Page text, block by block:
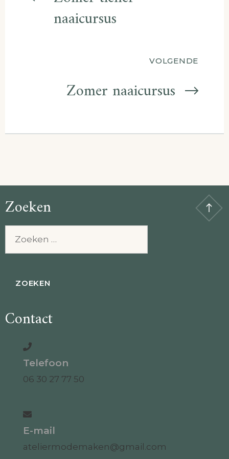
naaicursus
VOLGENDE
Zomer naaicursus
Zoeken
Contact
Telefoon
06 30 27 77 50
E-mail
ateliermodemaken@gmail.com